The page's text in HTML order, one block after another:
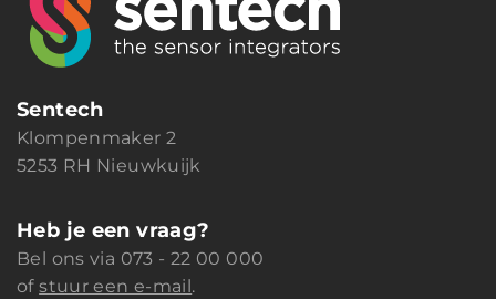
Sentech
Klompenmaker 2
5253 RH Nieuwkuijk
Heb je een vraag?
Bel ons via 073 - 22 00 000
of stuur een e-mail .